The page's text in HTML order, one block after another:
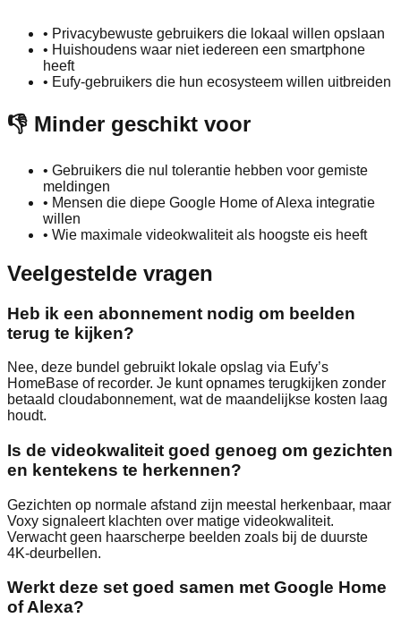
• Privacybewuste gebruikers die lokaal willen opslaan
• Huishoudens waar niet iedereen een smartphone
heeft
• Eufy‑gebruikers die hun ecosysteem willen uitbreiden
👎 Minder geschikt voor
• Gebruikers die nul tolerantie hebben voor gemiste
meldingen
• Mensen die diepe Google Home of Alexa integratie
willen
• Wie maximale videokwaliteit als hoogste eis heeft
Veelgestelde vragen
Heb ik een abonnement nodig om beelden
terug te kijken?
Nee, deze bundel gebruikt lokale opslag via Eufy’s
HomeBase of recorder. Je kunt opnames terugkijken zonder
betaald cloudabonnement, wat de maandelijkse kosten laag
houdt.
Is de videokwaliteit goed genoeg om gezichten
en kentekens te herkennen?
Gezichten op normale afstand zijn meestal herkenbaar, maar
Voxy signaleert klachten over matige videokwaliteit.
Verwacht geen haarscherpe beelden zoals bij de duurste
4K‑deurbellen.
Werkt deze set goed samen met Google Home
of Alexa?